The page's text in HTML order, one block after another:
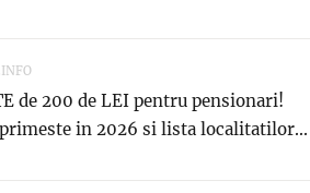
de 200 de LEI pentru pensionari!
in 2026 si lista localitatilor...